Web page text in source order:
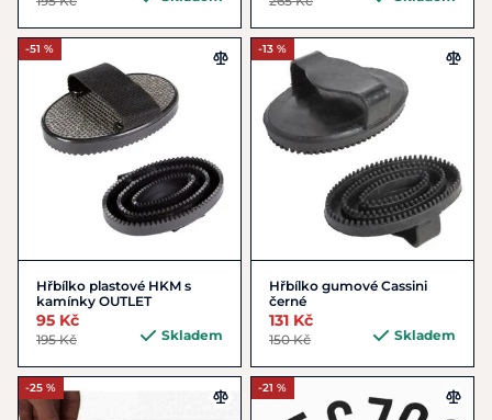
-51 %
Hřbílko plastové HKM s
kamínky OUTLET
95 Kč
195 Kč Skladem
-13 %
Hřbílko gumové Cassini
černé
131 Kč
150 Kč Skladem
-25 % -21 %